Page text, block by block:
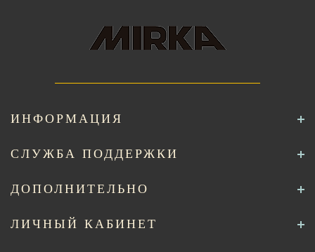
ИНФОРМАЦИЯ
СЛУЖБА ПОДДЕРЖКИ
ДОПОЛНИТЕЛЬНО
ЛИЧНЫЙ КАБИНЕТ